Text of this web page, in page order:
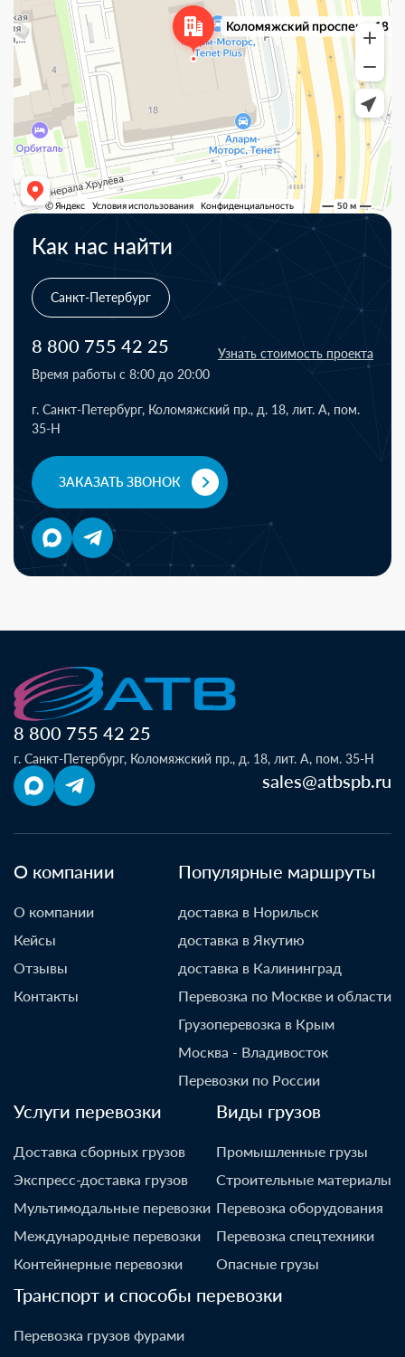
Как нас найти
Санкт-Петербург
8 800 755 42 25
Время работы с 8:00 до 20:00
Узнать стоимость проекта
г. Санкт-Петербург, Коломяжский пр., д. 18, лит. А, пом.
35-Н
ЗАКАЗАТЬ ЗВОНОК
8 800 755 42 25
г. Санкт-Петербург, Коломяжский пр., д. 18, лит. А, пом. 35-Н
sales@atbspb.ru
О компании
О компании
Кейсы
Отзывы
Контакты
Популярные маршруты
доставка в Норильск
доставка в Якутию
доставка в Калининград
Перевозка по Москве и области
Грузоперевозка в Крым
Москва - Владивосток
Перевозки по России
Услуги перевозки
Доставка сборных грузов
Экспресс-доставка грузов
Мультимодальные перевозки
Международные перевозки
Контейнерные перевозки
Виды грузов
Промышленные грузы
Строительные материалы
Перевозка оборудования
Перевозка спецтехники
Опасные грузы
Транспорт и способы перевозки
Перевозка грузов фурами